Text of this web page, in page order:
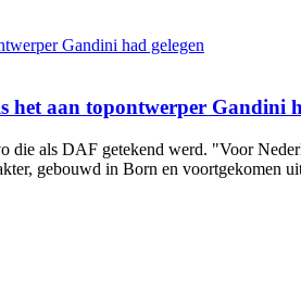
het aan topontwerper Gandini
als DAF getekend werd. "Voor
gebouwd in Born en voortgekomen